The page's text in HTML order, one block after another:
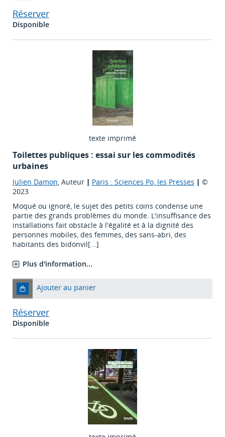
Réserver
Disponible
texte imprimé
Toilettes publiques : essai sur les commodités
urbaines
Julien Damon, Auteur | Paris : Sciences Po, les Presses | ©
2023
Moqué ou ignoré, le sujet des petits coins condense une
partie des grands problèmes du monde. L'insuffisance des
installations fait obstacle à l'égalité et à la dignité des
personnes mobiles, des femmes, des sans-abri, des
habitants des bidonvil[...]
Plus d'information...
Ajouter au panier
Réserver
Disponible